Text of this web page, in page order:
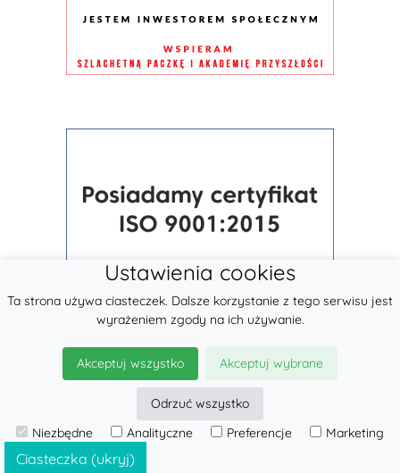
© 2026LennyLamb sp. z o.o.
·Chusty Elastyczne
Ciasteczka (ukryj)
Ustawienia cookies
Ta strona używa ciasteczek. Dalsze korzystanie z tego serwisu jest
wyrażeniem zgody na ich używanie.
Akceptuj wszystko Akceptuj wybrane
Odrzuć wszystko
Niezbędne
Analityczne Preferencje Marketing